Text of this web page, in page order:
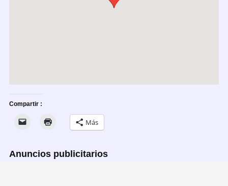
Compartir :
Más
Anuncios publicitarios